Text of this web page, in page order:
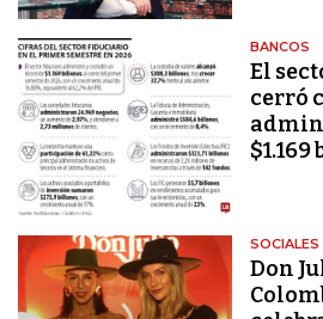
BANCOS
El
cerró
SOCIALES
Don